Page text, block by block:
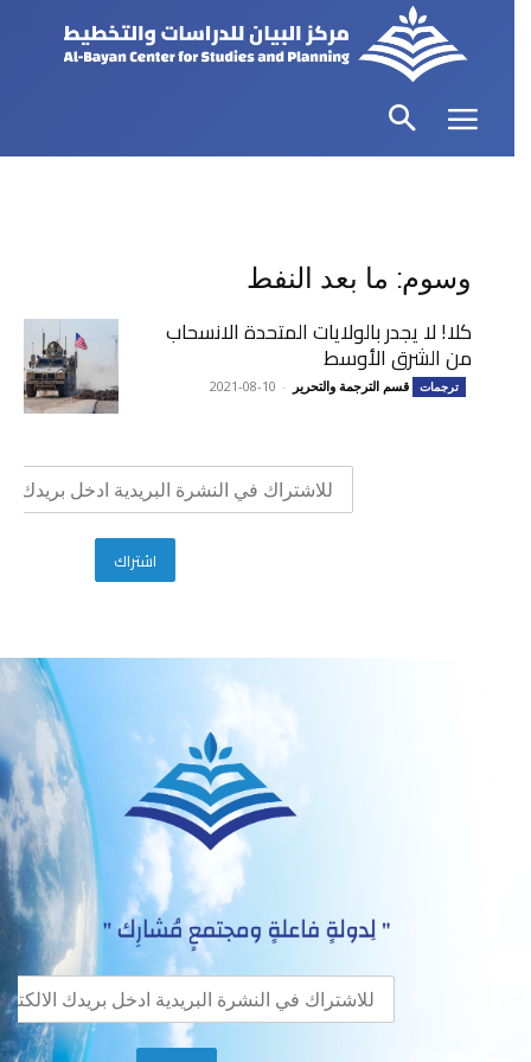
وسوم: ما بعد النفط
كلا! لا يجدر بالولايات المتحدة الانسحاب
من الشرق الأوسط
ترجمات قسم الترجمة والتحرير -
2021-08-10